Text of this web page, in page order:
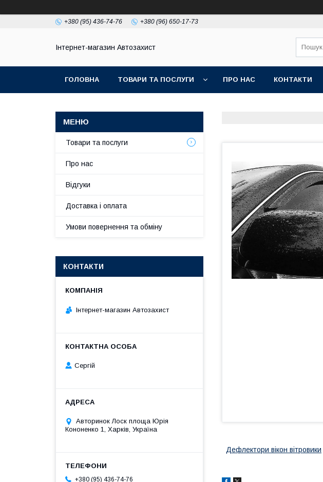
+380 (95) 436-74-76 +380 (96) 650-17-73
Інтернет-магазин Автозахист
ГОЛОВНА ТОВАРИ ТА ПОСЛУГИ ПРО НАС КОНТАКТИ
Дефлектори вікон вітровики
Товари та послуги
Про нас
Відгуки
Доставка і оплата
Умови повернення та обміну
КОНТАКТИ
Інтернет-магазин Автозахист
Сергій
Авторинок Лоск площа Юрія
Кононенко 1, Харків, Україна
+380 (95) 436-74-76